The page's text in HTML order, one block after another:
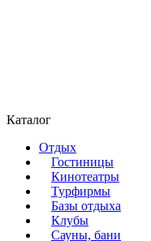
Каталог
Отдых
Гостиницы
Кинотеатры
Турфирмы
Базы отдыха
Клубы
Сауны, бани